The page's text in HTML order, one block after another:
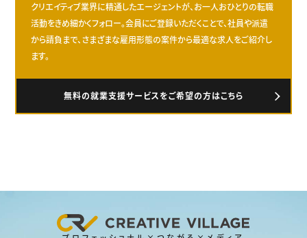
クリエイティブ業界に精通したエージェントが、お一人おひとりの転職
活動をきめ細かくフォロー。会員にご登録いただくことで、社員や派遣
から請負まで、さまざまな雇用形態の案件から最適な求人をご紹介し
ます。
無料の就業支援サービスをご希望の方はこちら